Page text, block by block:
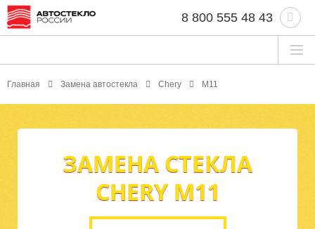
8 800 555 48 43
Главная Замена автостекла Chery M11
ЗАМЕНА СТЕКЛА
CHERY M11